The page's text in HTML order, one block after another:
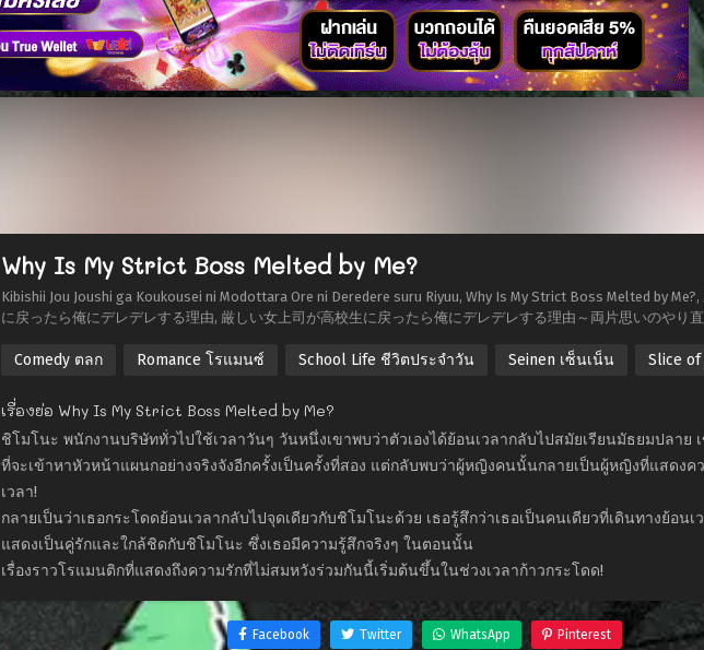
Why Is My Strict Boss Melted by Me?
Kibishii Jou Joushi ga Koukousei ni Modottara Ore ni Deredere suru Riyuu, Why Is My Strict Boss Melted by
に戻ったら俺にデレデレする理由, 厳しい女上司が高校生に戻ったら俺にデレデレする理由～両片思いのやり
Comedy ตลก Romance โรแมนซ์ School Life ชีวิตประจำวัน Seinen เซ็นเน็น Slice
เรื่องย่อ Why Is My Strict Boss Melted by Me?
ชิโมโนะ พนักงานบริษัททั่วไปใช้เวลาวันๆ วันหนึ่งเขาพบว่าตัวเองได้ย้อนเวลากลับไปสมัยเรียนมัธยมปลาย
ที่จะเข้าหาหัวหน้าแผนกอย่างจริงจังอีกครั้งเป็นครั้งที่สอง แต่กลับพบว่าผู้หญิงคนนั้นกลายเป็นผู้หญิงที่แสดงค
เวลา!
กลายเป็นว่าเธอกระโดดย้อนเวลากลับไปจุดเดียวกับชิโมโนะด้วย เธอรู้สึกว่าเธอเป็นคนเดียวที่เดินทางย้อน
แสดงเป็นคู่รักและใกล้ชิดกับชิโมโนะ ซึ่งเธอมีความรู้สึกจริงๆ ในตอนนั้น
เรื่องราวโรแมนติกที่แสดงถึงความรักที่ไม่สมหวังร่วมกันนี้เริ่มต้นขึ้นในช่วงเวลาก้าวกระโดด!
Facebook Twitter WhatsApp Pinterest